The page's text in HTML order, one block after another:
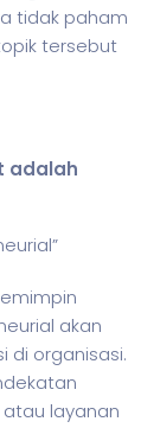
tidak paham
tersebut
adalah
akan
di organisasi.
layanan